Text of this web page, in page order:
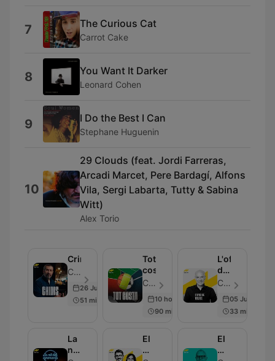
7 The Curious Cat
Carrot Cake
8 You Want It Darker
Leonard Cohen
9 I Do the Best I Can
Stephane Huguenin
10
29 Clouds (feat. Jordi Farreras,
Arcadi Marcet, Pere Bardagí, Alfons
Vila, Sergi Labarta, Tutty & Sabina
Witt)
Alex Torio
Crims
Catalunya Ràdio - Episode 231
26 Jun 2026
51 min
Tot
costa
Catalunya Ràdio - Episode 364
10 hours ago
90 min
L'ofici
de
viure
Catalunya Ràdio - Episode 350
05 Jul 2026
33 min
La
nit
El
Mundial
El
matí